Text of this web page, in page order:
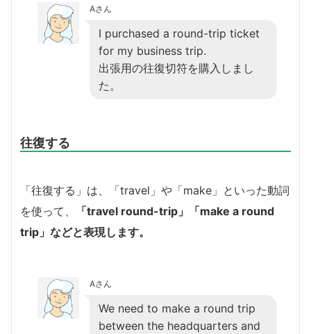
Aさん
I purchased a round-trip ticket
for my business trip.
出張用の往復切符を購入しまし
た。
往復する
「往復する」は、「travel」や「make」といった動詞
を使って、
「travel round-trip」「make a round
trip」などと表現します。
Aさん
We need to make a round trip
between the headquarters and